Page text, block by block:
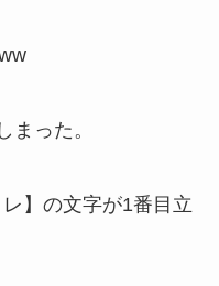
まった。
】の文字が1番目立